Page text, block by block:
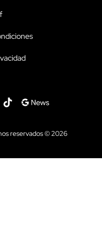
reservados © 2026